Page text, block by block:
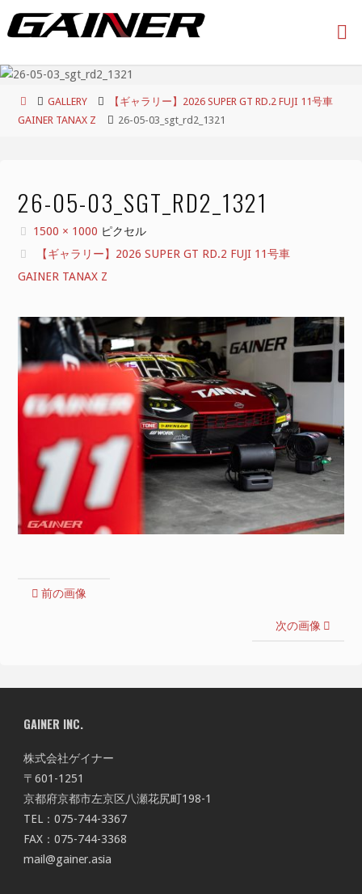
ン
ン
ホ
ー
GALLERY
【ギャラリー】2026 SUPER GT RD.2 FUJI 11号車
GAINER TANAX Z
26-05-03_sgt_rd2_1321
26-05-03_SGT_RD2_1321
フ
ル
サ
ズ
1500 × 1000 ピクセル
【ギャラリー】2026 SUPER GT RD.2 FUJI 11号車
GAINER TANAX Z
前の画像
次の画像
GAINER INC.
株式会社ゲイナー
〒601-1251
京都府京都市左京区八瀬花尻町198-1
TEL：075-744-3367
FAX：075-744-3368
mail@gainer.asia